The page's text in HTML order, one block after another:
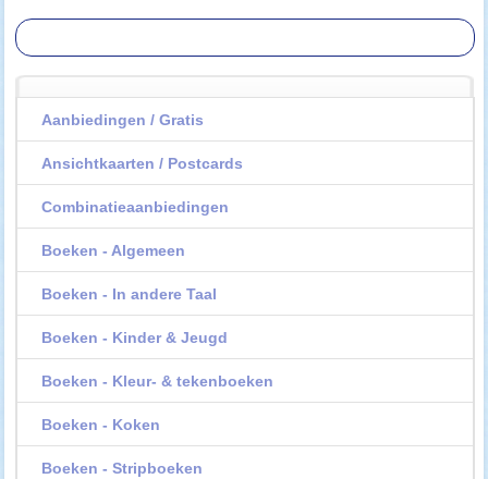
Aanbiedingen / Gratis
Ansichtkaarten / Postcards
Combinatieaanbiedingen
Boeken - Algemeen
Boeken - In andere Taal
Boeken - Kinder & Jeugd
Boeken - Kleur- & tekenboeken
Boeken - Koken
Boeken - Stripboeken